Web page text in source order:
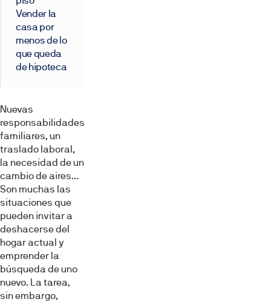
Nuevas
responsabilidades
familiares, un
traslado laboral,
la necesidad de un
cambio de aires…
Son muchas las
situaciones que
pueden invitar a
deshacerse del
hogar actual y
emprender la
búsqueda de uno
nuevo. La tarea,
sin embargo,
Vender la
casa por
menos de lo
que queda
de hipoteca